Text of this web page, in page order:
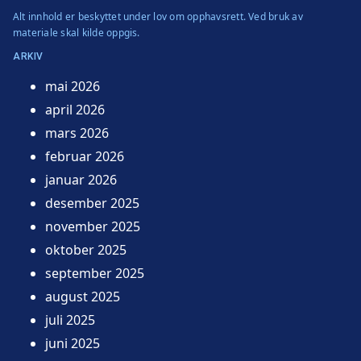
Alt innhold er beskyttet under lov om opphavsrett. Ved bruk av
materiale skal kilde oppgis.
ARKIV
mai 2026
april 2026
mars 2026
februar 2026
januar 2026
desember 2025
november 2025
oktober 2025
september 2025
august 2025
juli 2025
juni 2025